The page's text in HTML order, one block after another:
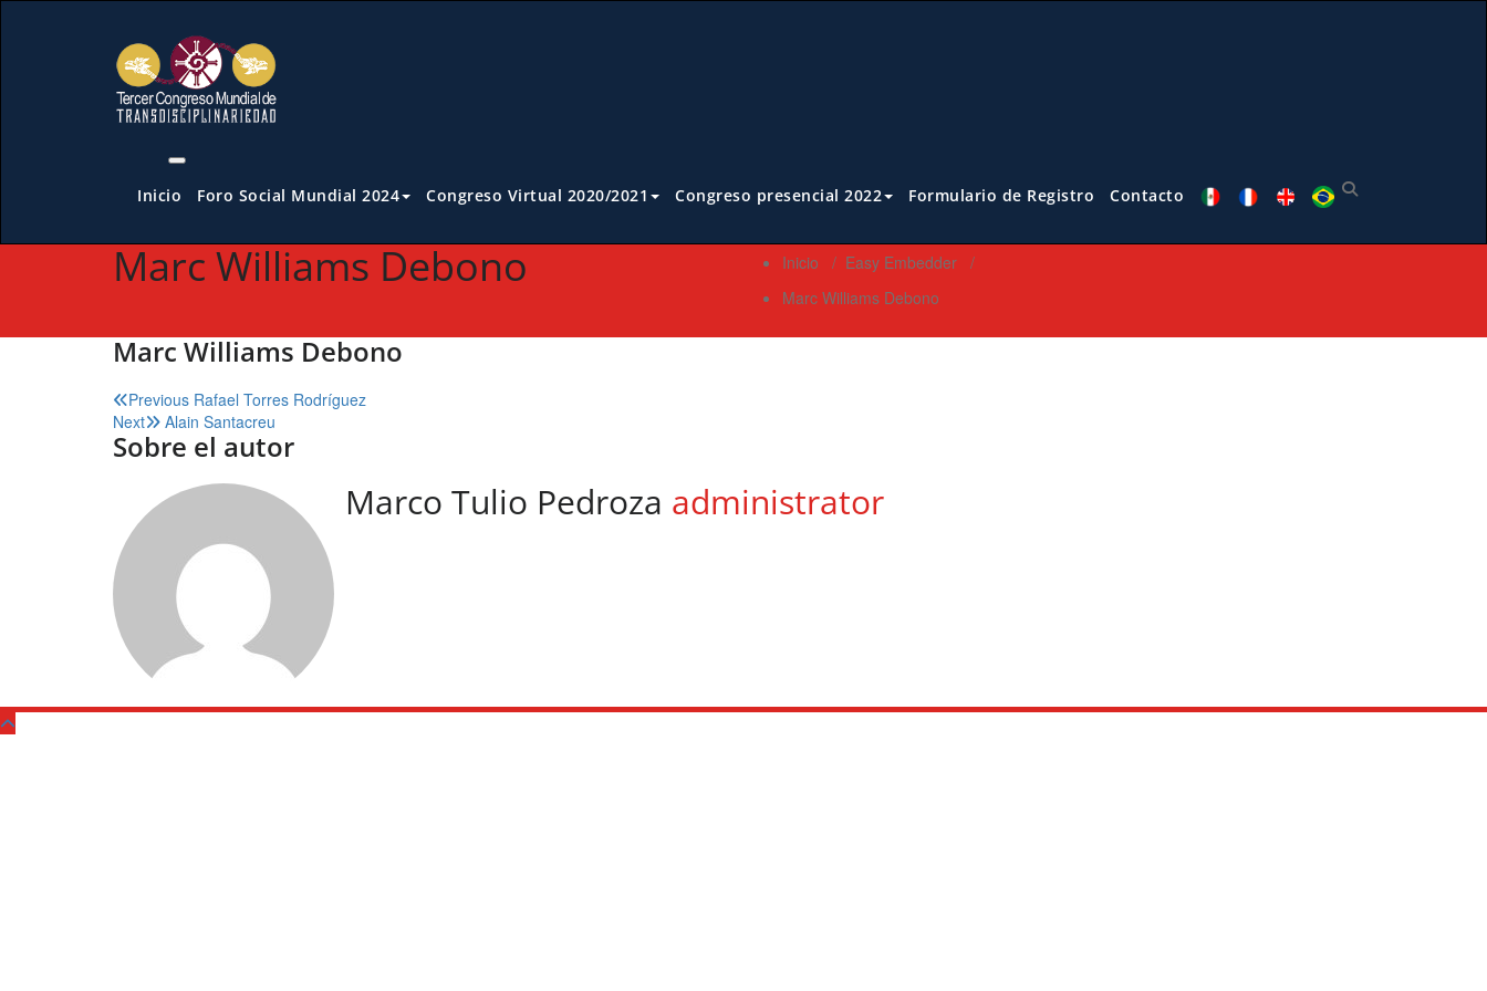
Inicio Foro Social Mundial 2024 Congreso Virtual 2020/2021 Congreso presencial 2022 Formulario de Registro Contacto
Marc Williams Debono Inicio / Easy Embedder /
Marc Williams Debono
Marc Williams Debono
Navegación
de
entradas
Previous Rafael Torres Rodríguez
Next
Alain Santacreu
Sobre el autor
Marco Tulio Pedroza administrator